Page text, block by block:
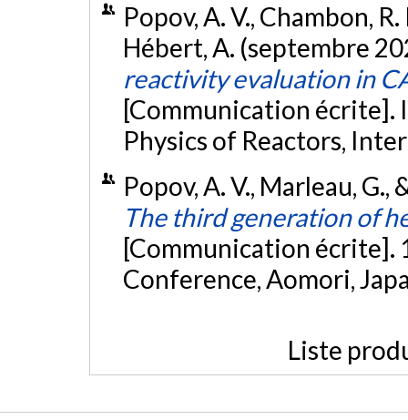
Popov, A. V., Chambon,
Hébert, A. (septembre
reactivity evaluation in
[Communication
Physics of Reactors,
Popov, A. V., Marleau,
The third generation of
[Communication écrite].
Conference, Aomori,
Liste